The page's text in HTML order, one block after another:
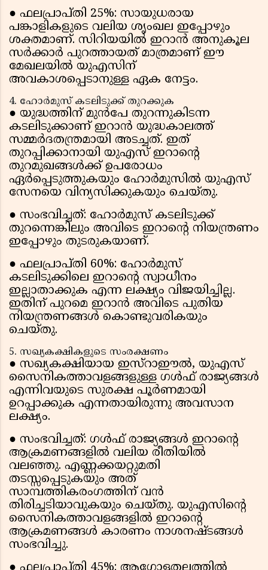
● ഫലപ്രാപ്തി 25%: സായുധരായ
പങ്കാളികളുടെ വലിയ ശൃംഖല ഇപ്പോഴും
ശക്തമാണ്. സിറിയയിൽ ഇറാൻ അനുകൂല
സർക്കാർ പുറത്തായത് മാത്രമാണ് ഈ
മേഖലയിൽ യുഎസിന്
അവകാശപ്പെടാനുള്ള ഏക നേട്ടം.
4. ഹോർമുസ് കടലിടുക്ക് തുറക്കുക
● യുദ്ധത്തിന് മുൻപേ തുറന്നുകിടന്ന
കടലിടുക്കാണ് ഇറാൻ യുദ്ധകാലത്ത്
സമ്മർദതന്ത്രമായി അടച്ചത്. ഇത്
തുറപ്പിക്കാനായി യുഎസ് ഇറാൻ്റെ
തുറമുഖങ്ങൾക്ക് ഉപരോധം
ഏർപ്പെടുത്തുകയും ഹോർമുസിൽ യുഎസ്
സേനയെ വിന്യസിക്കുകയും ചെയ്തു.
● സംഭവിച്ചത്: ഹോർമുസ് കടലിടുക്ക്
തുറന്നെങ്കിലും അവിടെ ഇറാൻ്റെ നിയന്ത്രണം
ഇപ്പോഴും തുടരുകയാണ്.
● ഫലപ്രാപ്തി 60%: ഹോർമുസ്
കടലിടുക്കിലെ ഇറാൻ്റെ സ്വാധീനം
ഇല്ലാതാക്കുക എന്ന ലക്ഷ്യം വിജയിച്ചില്ല.
ഇതിന് പുറമെ ഇറാൻ അവിടെ പുതിയ
നിയന്ത്രണങ്ങൾ കൊണ്ടുവരികയും
ചെയ്തു.
5. സഖ്യകക്ഷികളുടെ സംരക്ഷണം
● സഖ്യകക്ഷിയായ ഇസ്റാഈൽ, യുഎസ്
സൈനികത്താവളങ്ങളുള്ള ഗൾഫ് രാജ്യങ്ങൾ
എന്നിവയുടെ സുരക്ഷ പൂർണമായി
ഉറപ്പാക്കുക എന്നതായിരുന്നു അവസാന
ലക്ഷ്യം.
● സംഭവിച്ചത്: ഗൾഫ് രാജ്യങ്ങൾ ഇറാൻ്റെ
ആക്രമണങ്ങളിൽ വലിയ രീതിയിൽ
വലഞ്ഞു. എണ്ണക്കയറ്റുമതി
തടസ്സപ്പെടുകയും അത്
സാമ്പത്തികരംഗത്തിന് വൻ
തിരിച്ചടിയാവുകയും ചെയ്തു. യുഎസിൻ്റെ
സൈനികത്താവളങ്ങളിൽ ഇറാൻ്റെ
ആക്രമണങ്ങൾ കാരണം നാശനഷ്ടങ്ങൾ
സംഭവിച്ചു.